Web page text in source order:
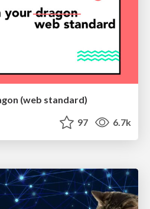
(web standard)
97 6.7k